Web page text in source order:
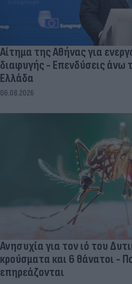
Αίτημα της Αθήνας για
διαφυγής - Επενδύσεις άνω
Ελλάδα
06.08.2026
Ανησυχία για τον ιό του
κρούσματα και 6 θάνατοι -
επηρεάζονται